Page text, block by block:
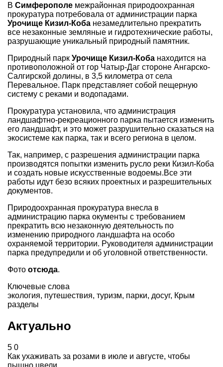
В Симферополе межрайонная природоохранная
прокуратура потребовала от администрации парка
Урочище Кизил-Коба незамедлительно прекратить
все незаконные земляные и гидротехнические работы,
разрушающие уникальный природный памятник.
Природный парк Урочище Кизил-Коба находится на
противоположной от гор Чатыр-Даг стороне Ангарско-
Салгирской долины, в 3,5 километра от села
Перевальное. Парк представляет собой пещерную
систему с реками и водопадами.
Прокуратура установила, что администрация
ландшафтно-рекреационного парка пытается изменить
его ландшафт, и это может разрушительно сказаться на
экосистеме как парка, так и всего региона в целом.
Так, например, с разрешения администрации парка
производятся попытки изменить русло реки Кизил-Коба
и создать новые искусственные водоемы.Все эти
работы идут безо всяких проектных и разрешительных
документов.
Природоохранная прокуратура внесла в
администрацию парка окументы с требованием
прекратить всю незаконную деятельность по
изменению природного ландшафта на особо
охраняемой территории. Руководителя администрации
парка предупредили и об уголовной ответственности.
Фото отсюда.
Ключевые слова
экология, путешествия, туризм, парки, досуг, Крым
разделы
Актуально
5 0
Как ухаживать за розами в июле и августе, чтобы
пышно цвели